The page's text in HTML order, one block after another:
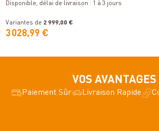
Disponible, délai de livraison : 1 à 3 jours
Variantes de 2 999,00 €
3 028,99 €
VOS AVANTAGES
Paiement Sûr Livraison Rapide